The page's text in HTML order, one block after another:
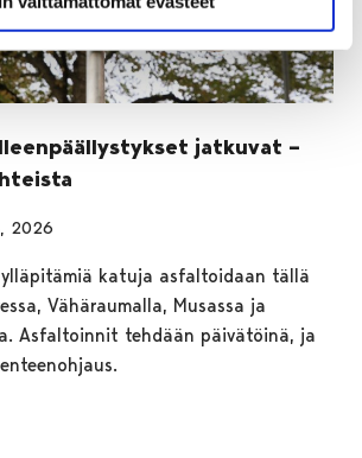
jatkuvat –
2026
katuja asfaltoidaan tällä
Vähäraumalla, Musassa ja
Asfaltoinnit tehdään päivätöinä, ja